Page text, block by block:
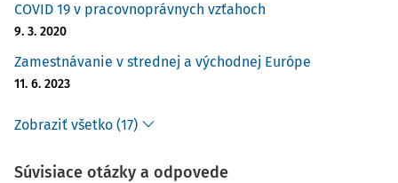
COVID 19 v pracovnoprávnych vzťahoch
9. 3. 2020
Zamestnávanie v strednej a východnej Európe
11. 6. 2023
Zobraziť všetko (17)
Súvisiace otázky a odpovede